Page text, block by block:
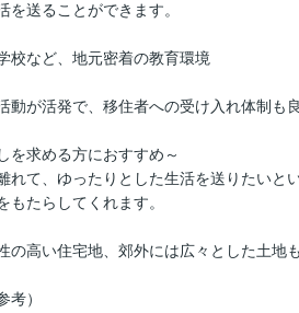
を送ることができます。
校など、地元密着の教育環境
動が活発で、移住者への受け入れ体制も
を求める方におすすめ～
れて、ゆったりとした生活を送りたい
もたらしてくれます。
の高い住宅地、郊外には広々とした土
考）